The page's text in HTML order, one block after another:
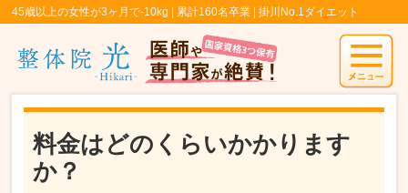
45歳以上の女性が3ヶ月で-10kg | 累計160名卒業 | 掛川No.1ダイエット
料金はどのくらいかかります
か？